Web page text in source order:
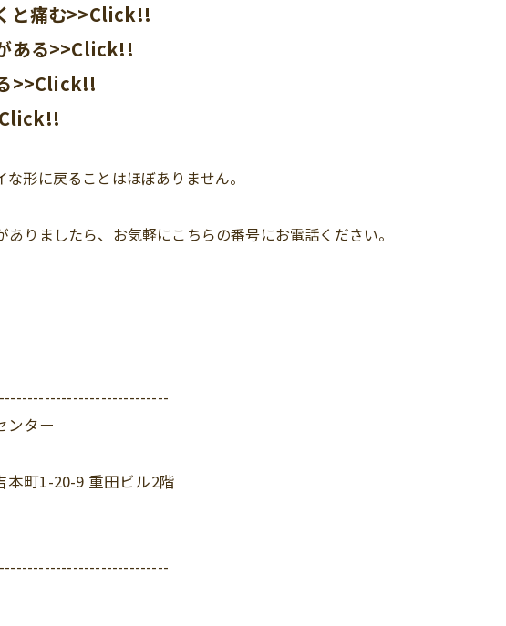
と痛む>>Click!!
ある>>Click!!
>>Click!!
形に戻ることはほぼありません。
りましたら、お気軽にこちらの番号にお電話ください。
ター
町1-20-9 重田ビル2階